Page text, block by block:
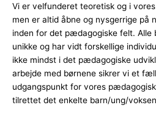
Vi er velfunderet teoretisk og i
men er altid åbne og nysgerrige på
inden for det pædagogiske felt. Alle
unikke og har vidt forskellige
ikke mindst i det pædagogiske
arbejde med børnene sikrer vi et
udgangspunkt for vores
tilrettet det enkelte barn/ung/